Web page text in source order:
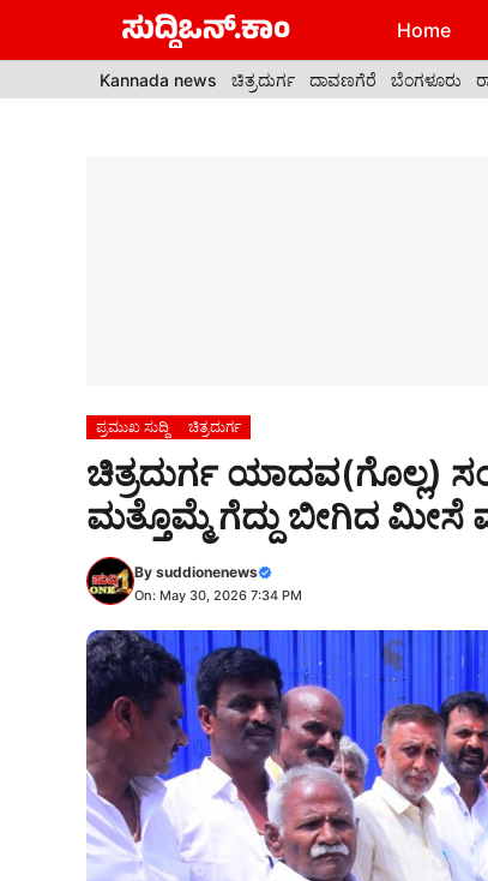
Home
Kannada news ಚಿತ್ರದುರ್ಗ ದಾವಣಗೆರೆ ಬೆಂಗಳೂರು
ಪ್ರಮುಖ ಸುದ್ದಿ ಚಿತ್ರದುರ್ಗ
ಚಿತ್ರದುರ್ಗ ಯಾದವ(ಗೊಲ್ಲ)
ಮತ್ತೊಮ್ಮೆ ಗೆದ್ದು ಬೀಗಿದ
By suddionenews
On: May 30, 2026 7:34 PM